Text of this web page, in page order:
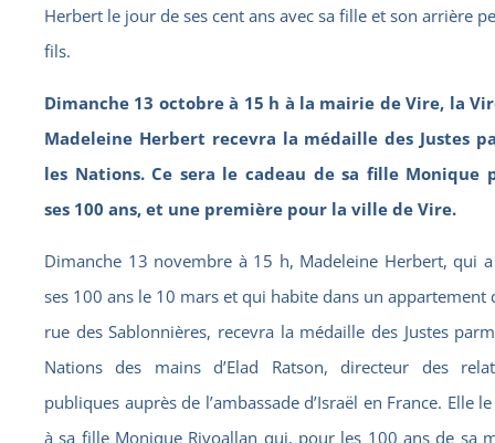
Herbert le jour de ses cent ans avec sa fille et son arrière
fils.
Dimanche 13 octobre à 15 h à la mairie de Vire, la
Madeleine Herbert recevra la médaille des Justes
les Nations. Ce sera le cadeau de sa fille Monique
ses 100 ans, et une première pour la ville de Vire.
Dimanche 13 novembre à 15 h, Madeleine Herbert, qui
ses 100 ans le 10 mars et qui habite dans un appartement
rue des Sablonnières, recevra la médaille des Justes
Nations des mains d’Elad Ratson, directeur des
publiques auprès de l’ambassade d’Israël en France. Elle
à sa fille Monique Rivoallan qui, pour les 100 ans de sa